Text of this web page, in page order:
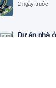
2 ngày trước
Dự án nhà